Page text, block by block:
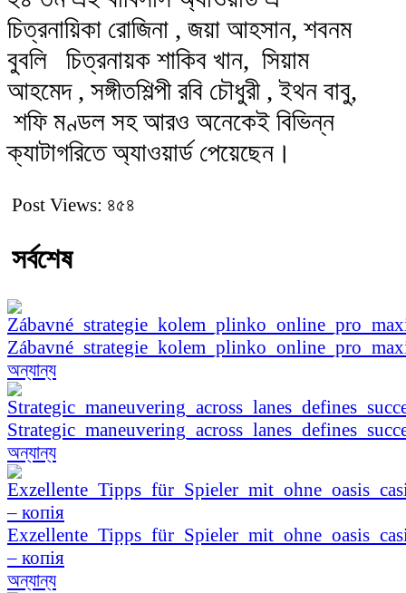
চিত্রনায়িকা রোজিনা , জয়া আহসান, শবনম
বুবলি চিত্রনায়ক শাকিব খান, সিয়াম
আহমেদ , সঙ্গীতশিল্পী রবি চৌধুরী , ইথন বাবু,
শফি মণ্ডল সহ আরও অনেকেই বিভিন্ন
ক্যাটাগরিতে অ্যাওয়ার্ড পেয়েছেন।
Post Views: ৪৫৪
সর্বশেষ
অন্যান্য
অন্যান্য
– копія
অন্যান্য